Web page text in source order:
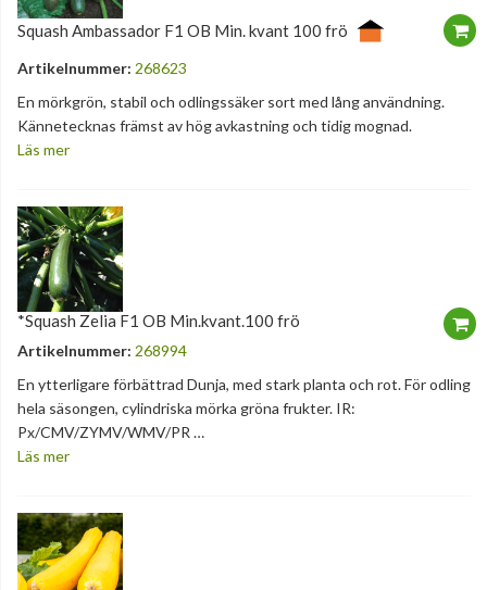
Squash Ambassador F1 OB Min. kvant 100 frö
Artikelnummer: 268623
En mörkgrön, stabil och odlingssäker sort med lång användning.
Kännetecknas främst av hög avkastning och tidig mognad.
Läs mer
*Squash Zelia F1 OB Min.kvant.100 frö
Artikelnummer: 268994
En ytterligare förbättrad Dunja, med stark planta och rot. För odling
hela säsongen, cylindriska mörka gröna frukter. IR:
Px/CMV/ZYMV/WMV/PR …
Läs mer